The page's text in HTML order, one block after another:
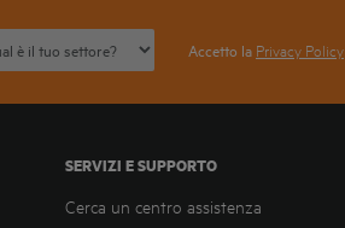
Accetto la Privacy Policy
SERVIZI E SUPPORTO
Cerca un centro assistenza